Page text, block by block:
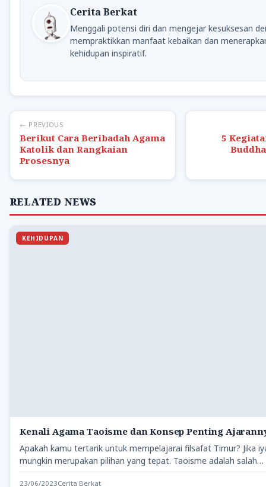
Cerita Berkat
Menggali potensi diri dan mengejar kesuksesan
mempraktikkan manfaat kebaikan dan
kehidupan inspiratif.
← PREVIOUS
Berikut Cara Beribadah Agama
Katolik dan Rangkaian
Prosesnya
5
RELATED NEWS
KEHIDUPAN
Kenali Agama Taoisme dan Konsep Penting
Apakah kamu tertarik untuk mempelajarai filsafat Timur? Jika
mungkin merupakan pilihan yang tepat. Taoisme adalah salah…
23/06/2023Cerita Berkat